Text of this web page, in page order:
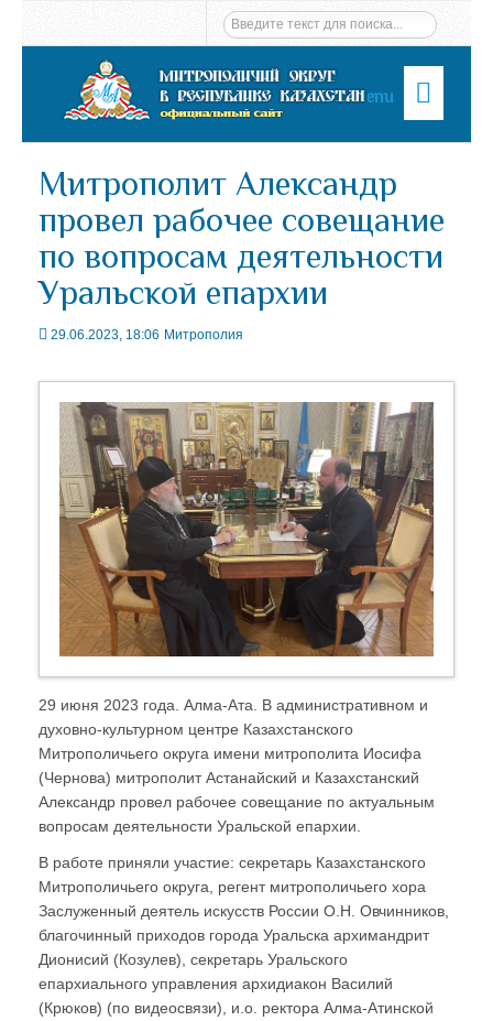
Menu
Митрополит Александр
провел рабочее совещание
по вопросам деятельности
Уральской епархии
29.06.2023, 18:06 Митрополия
29 июня 2023 года. Алма-Ата. В административном и
духовно-культурном центре Казахстанского
Митрополичьего округа имени митрополита Иосифа
(Чернова) митрополит Астанайский и Казахстанский
Александр провел рабочее совещание по актуальным
вопросам деятельности Уральской епархии.
В работе приняли участие: секретарь Казахстанского
Митрополичьего округа, регент митрополичьего хора
Заслуженный деятель искусств России О.Н. Овчинников,
благочинный приходов города Уральска архимандрит
Дионисий (Козулев), секретарь Уральского
епархиального управления архидиакон Василий
(Крюков) (по видеосвязи), и.о. ректора Алма-Атинской